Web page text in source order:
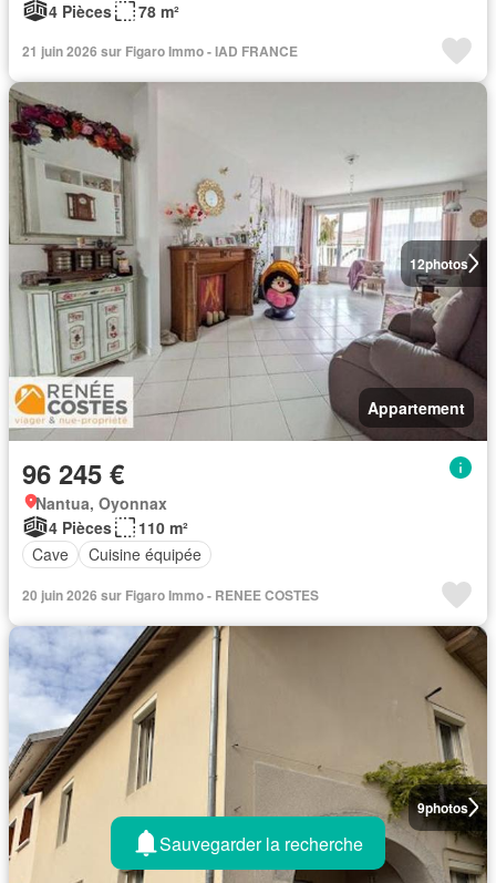
4 Pièces
78 m²
21 juin 2026 sur Figaro Immo - IAD FRANCE
12photos
Appartement
96 245 €
Nantua, Oyonnax
4 Pièces
110 m²
Cave
Cuisine équipée
20 juin 2026 sur Figaro Immo - RENEE COSTES
9photos
Sauvegarder la recherche